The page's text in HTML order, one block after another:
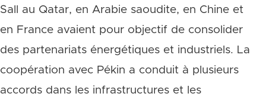
Sall au Qatar, en Arabie saoudite, en Chine et
en France avaient pour objectif de consolider
des partenariats énergétiques et industriels. La
coopération avec Pékin a conduit à plusieurs
accords dans les infrastructures et les